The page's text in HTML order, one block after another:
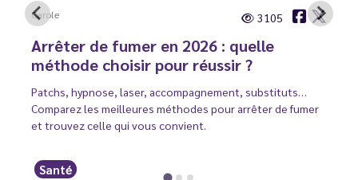
Carole 3105
Arrêter de fumer en 2026 : quelle
méthode choisir pour réussir ?
Patchs, hypnose, laser, accompagnement, substituts…
Comparez les meilleures méthodes pour arrêter de fumer
et trouvez celle qui vous convient.
Santé